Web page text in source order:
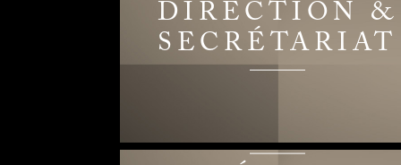
DIRECTION &
SECRÉTARIAT